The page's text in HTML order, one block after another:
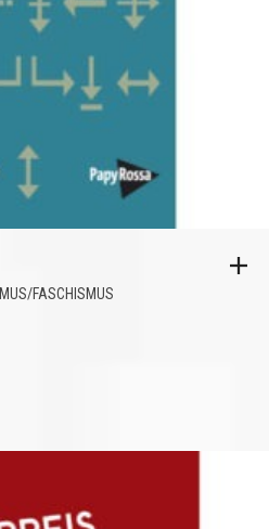
FASCHISMUS